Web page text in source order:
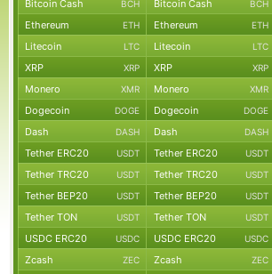
Bitcoin Cash BCH Bitcoin Cash BCH
Ethereum ETH Ethereum ETH
Litecoin LTC Litecoin LTC
XRP XRP XRP XRP
Monero XMR Monero XMR
Dogecoin DOGE Dogecoin DOGE
Dash DASH Dash DASH
Tether ERC20 USDT Tether ERC20 USDT
Tether TRC20 USDT Tether TRC20 USDT
Tether BEP20 USDT Tether BEP20 USDT
Tether TON USDT Tether TON USDT
USDC ERC20 USDC USDC ERC20 USDC
Zcash ZEC Zcash ZEC